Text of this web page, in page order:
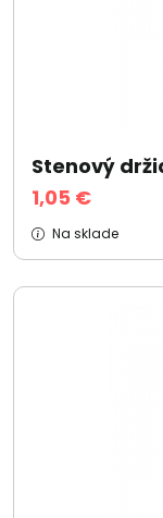
Stenový
1,05 €
Na sklade